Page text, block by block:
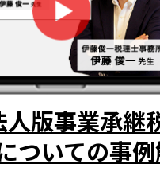
版事業承継
ついての事